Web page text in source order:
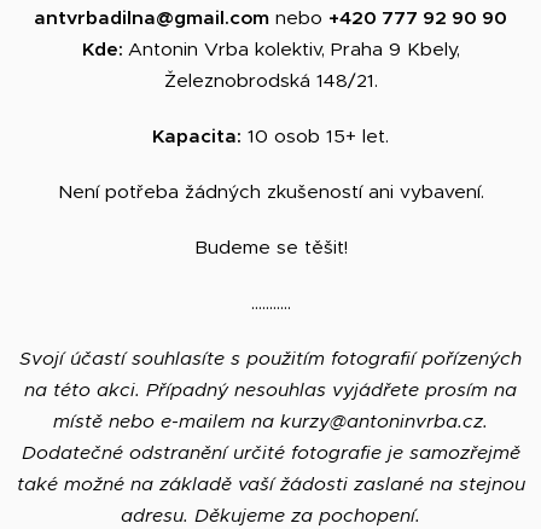
antvrbadilna@gmail.com nebo +420 777 92 90 90
​Kde: Antonin Vrba kolektiv, Praha 9 Kbely,
Železnobrodská 148/21.
Kapacita: 10 osob 15+ let.
​Není potřeba žádných zkušeností ani vybavení.
​Budeme se těšit!
​...........
Svojí účastí souhlasíte s použitím fotografií pořízených
na této akci. Případný nesouhlas vyjádřete prosím na
místě nebo e-mailem na kurzy@antoninvrba.cz.
Dodatečné odstranění určité fotografie je samozřejmě
také možné na základě vaší žádosti zaslané na stejnou
adresu. Děkujeme za pochopení.